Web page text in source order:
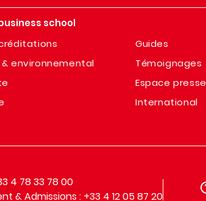
school
environnemental
Guides
Témoignages
Espace presse
International
4 78 33 78 00
& Admissions : +33 4 12 05 87 20